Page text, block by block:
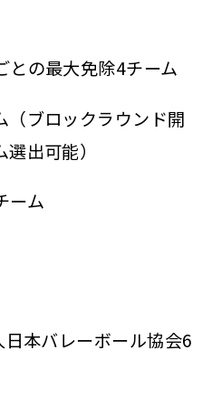
との最大免除4チーム
（ブロックラウンド開
出可能）
ーム
本バレーボール協会6